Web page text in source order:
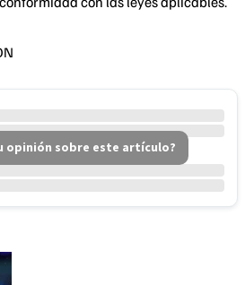
opinión sobre este artículo?